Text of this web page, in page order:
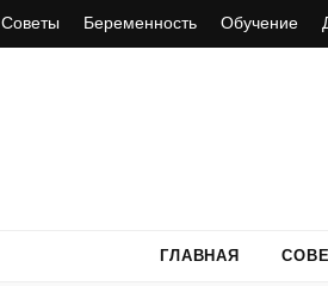
Советы Беременность Обучение
ГЛАВНАЯ